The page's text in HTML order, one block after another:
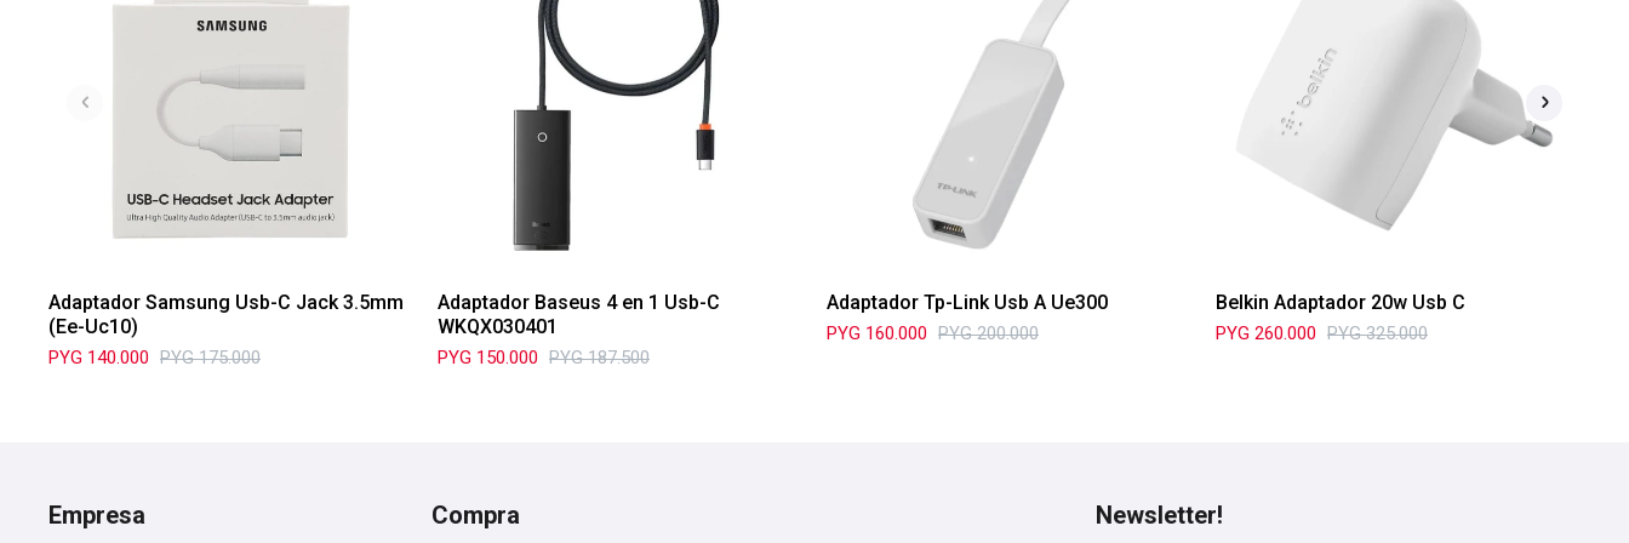
Adaptador Samsung Usb-C Jack 3.5mm
(Ee-Uc10)
PYG 140.000 PYG 175.000
Adaptador Baseus 4 en 1 Usb-C
WKQX030401
PYG 150.000 PYG 187.500
Adaptador Tp-Link Usb A Ue300
PYG 160.000 PYG 200.000
Belkin Adaptador 20w Usb C
PYG 260.000 PYG 325.000
Empresa Compra Newsletter!